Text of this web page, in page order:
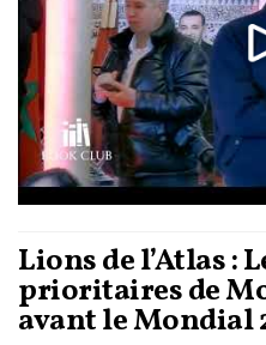
Lions de l’Atlas :
prioritaires de
avant le Mondial